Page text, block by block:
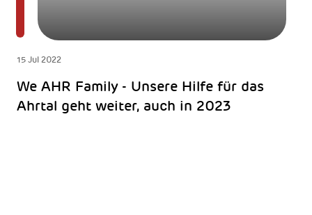
15 Jul 2022
We AHR Family - Unsere Hilfe für das
Ahrtal geht weiter, auch in 2023